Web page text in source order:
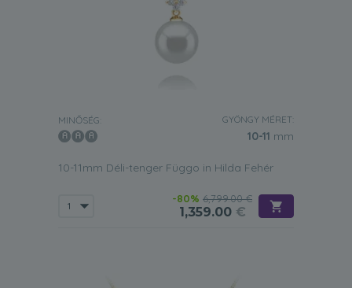
MINŐSÉG: GYÖNGY MÉRET:
10-11 mm
10-11mm Déli-tenger Függo in Hilda Fehér
-80% 6,799.00 €
1,359.00 €